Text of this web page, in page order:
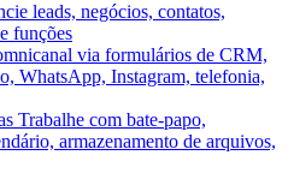
leads, negócios, contatos,
funções
via formulários de CRM,
WhatsApp, Instagram, telefonia,
Trabalhe com bate-papo,
armazenamento de arquivos,